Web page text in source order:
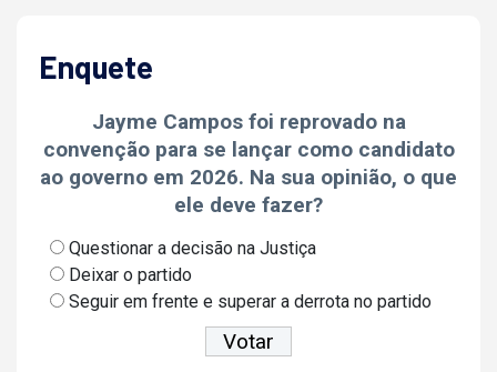
Enquete
Jayme Campos foi reprovado na
convenção para se lançar como candidato
ao governo em 2026. Na sua opinião, o que
ele deve fazer?
Questionar a decisão na Justiça
Deixar o partido
Seguir em frente e superar a derrota no partido